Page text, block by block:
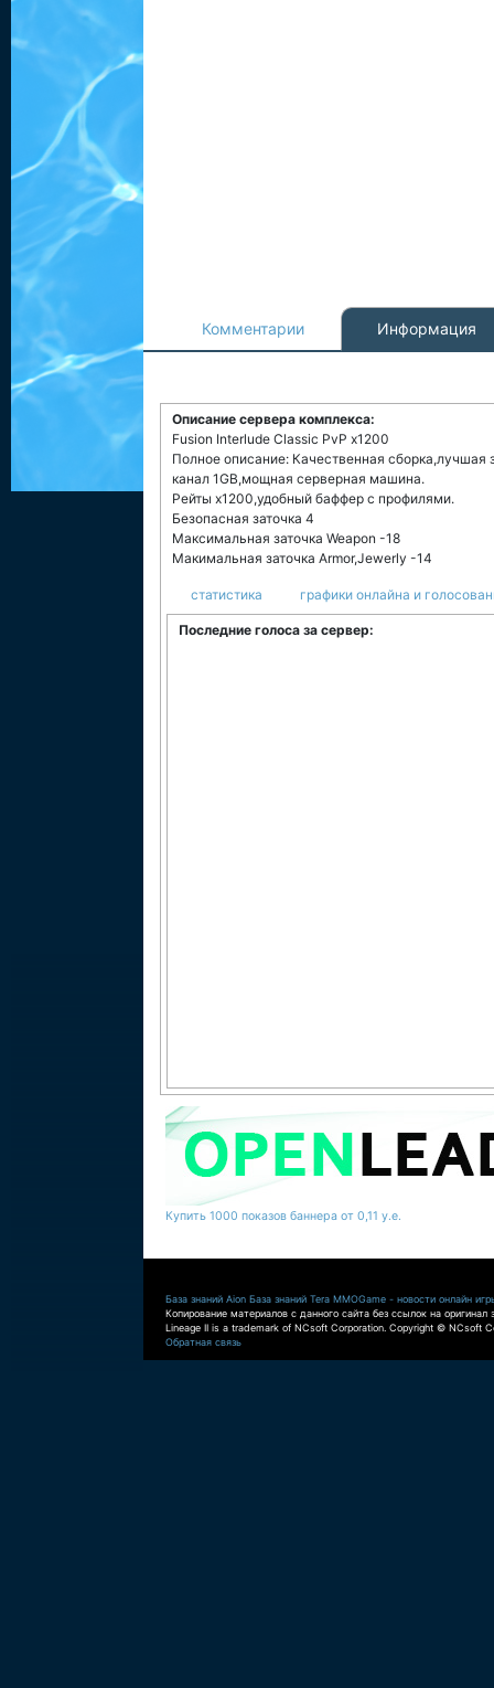
Комментарии Информация
Описание сервера комплекса:
Fusion Interlude Classic PvP x1200
Полное описание: Качественная сборка,лучшая
канал 1GB,мощная серверная машина.
Рейты x1200,удобный баффер с профилями.
Безопасная заточка 4
Максимальная заточка Weapon -18
Макимальная заточка Armor,Jewerly -14
статистика графики онлайна и
Последние голоса за сервер:
Купить 1000 показов баннера от 0,11 у.е.
База знаний Aion База знаний Tera MMOGame - новости онлайн
Копирование материалов с данного сайта без ссылок на оригинал
Lineage II is a trademark of NCsoft Corporation. Copyright © NCsoft
Обратная связь